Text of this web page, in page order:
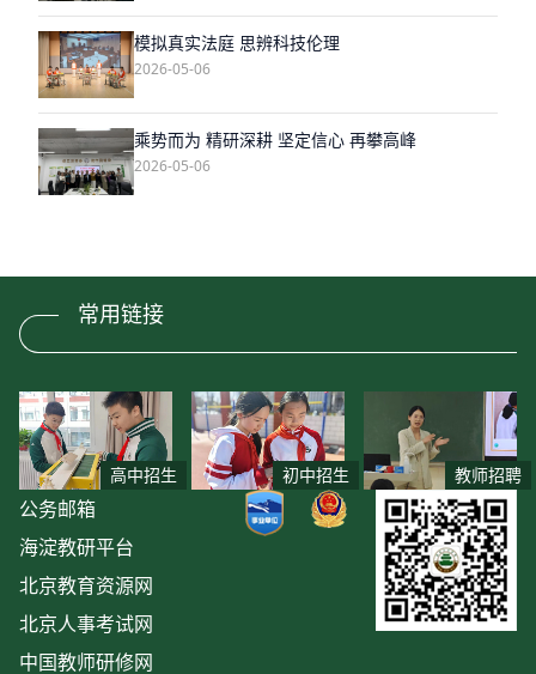
模拟真实法庭 思辨科技伦理
2026-05-06
乘势而为 精研深耕 坚定信心 再攀高峰
2026-05-06
常用链接
高中招生 初中招生 教师招聘
公务邮箱
海淀教研平台
北京教育资源网
北京人事考试网
中国教师研修网